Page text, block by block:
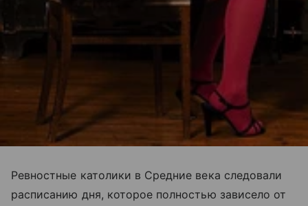
Ревностные католики в Средние века следовали
расписанию дня, которое полностью зависело от